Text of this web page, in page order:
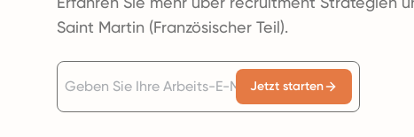
Saint Martin (Französischer Teil).
Jetzt starten